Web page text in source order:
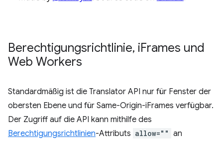
Berechtigungsrichtlinie, iFrames und
Web Workers
Standardmäßig ist die Translator API nur für Fenster der
obersten Ebene und für Same-Origin-iFrames verfügbar.
Der Zugriff auf die API kann mithilfe des
Berechtigungsrichtlinien-Attributs allow="" an